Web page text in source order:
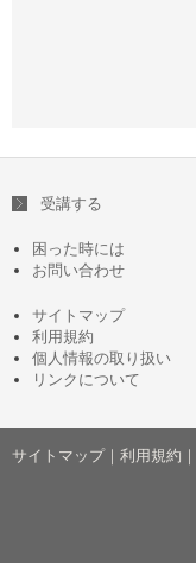
受講する
困った時には
お問い合わせ
サイトマップ
利用規約
個人情報の取り扱い
リンクについて
サイトマップ｜ 利用規約 ｜